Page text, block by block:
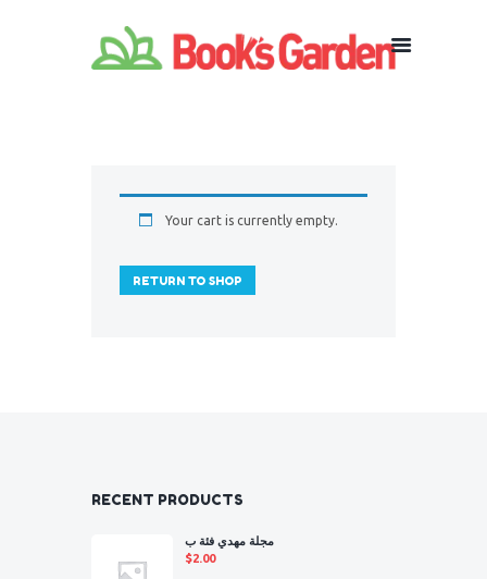
Your cart is currently empty.
RETURN TO SHOP
RECENT PRODUCTS
مجلة مهدي فئة ب
$2.00